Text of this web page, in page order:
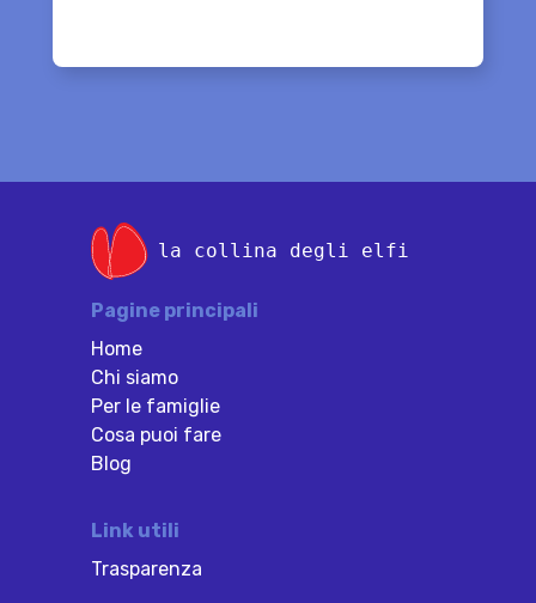
la collina degli elfi
Pagine principali
Home
Chi siamo
Per le famiglie
Cosa puoi fare
Blog
Link utili
Trasparenza